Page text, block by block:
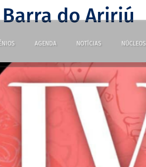
AGENDA NOTÍCIAS NÚCLEOS
Barra do Aririú